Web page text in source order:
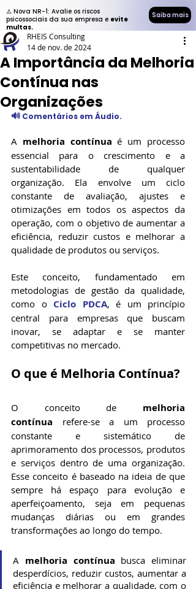
⚠️ Nova NR-1: Avalie os riscos
psicossociais da sua empresa e evite
multas.
Saiba mais
A Importância da Melhoria
Contínua nas
Organizações
RHEIS Consulting
14 de nov. de 2024
🔊 Comentários em Áudio.
A melhoria contínua é um processo
essencial para o crescimento e a
sustentabilidade de qualquer
organização. Ela envolve um ciclo
constante de avaliação, ajustes e
otimizações em todos os aspectos da
operação, com o objetivo de aumentar a
eficiência, reduzir custos e melhorar a
qualidade de produtos ou serviços.
Este conceito, fundamentado em
metodologias de gestão da qualidade,
como o Ciclo PDCA, é um princípio
central para empresas que buscam
inovar, se adaptar e se manter
competitivas no mercado.
O que é Melhoria Contínua?
O conceito de melhoria
contínua refere-se a um processo
constante e sistemático de
aprimoramento dos processos, produtos
e serviços dentro de uma organização.
Esse conceito é baseado na ideia de que
sempre há espaço para evolução e
aperfeiçoamento, seja em pequenas
mudanças diárias ou em grandes
transformações ao longo do tempo.
A melhoria contínua busca eliminar
desperdícios, reduzir custos, aumentar a
eficiência e melhorar a qualidade, com o